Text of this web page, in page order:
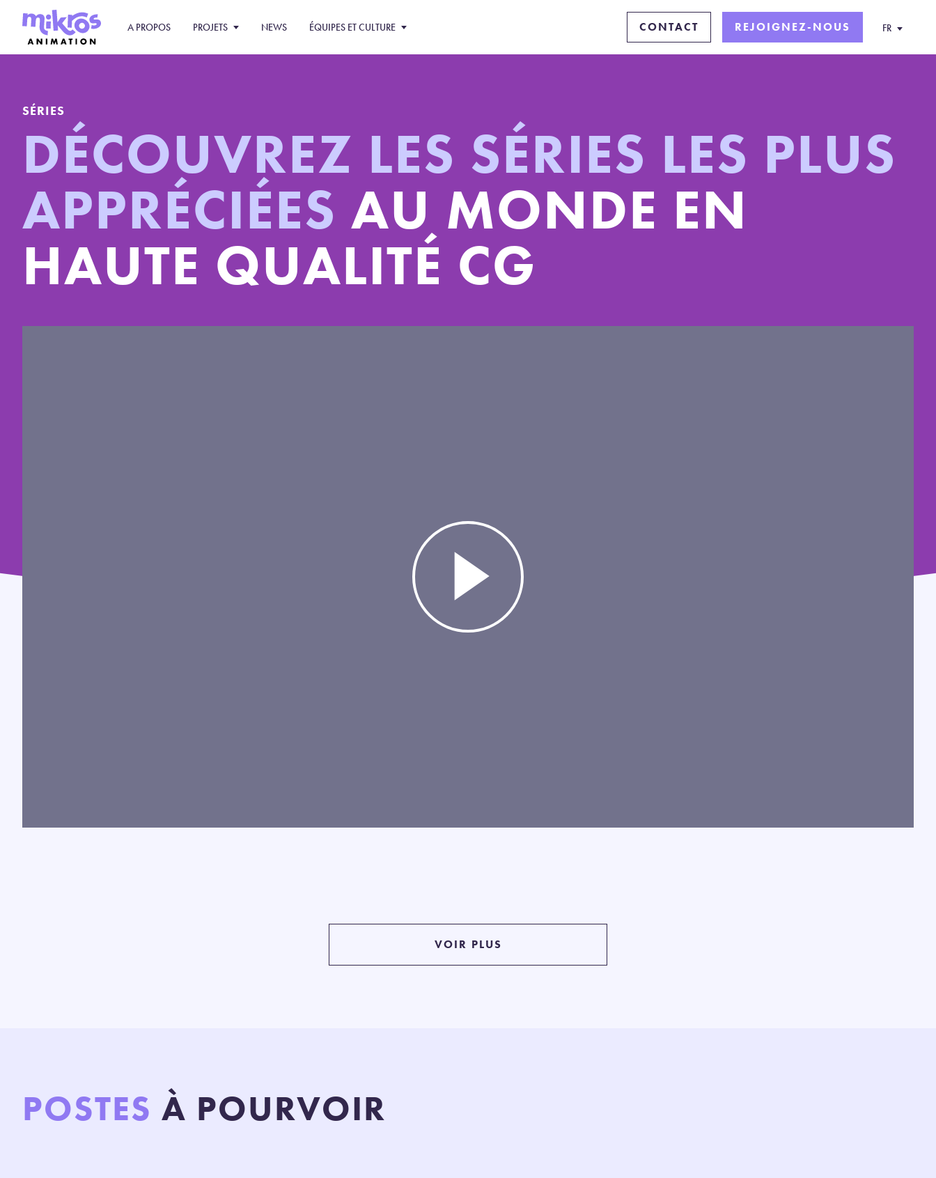
A PROPOS PROJETS NEWS ÉQUIPES ET CULTURE CONTACT REJOIGNEZ-NOUS FR
SÉRIES
DÉCOUVREZ LES SÉRIES LES PLUS
APPRÉCIÉES AU MONDE EN
HAUTE QUALITÉ CG
VOIR PLUS
POSTES À POURVOIR